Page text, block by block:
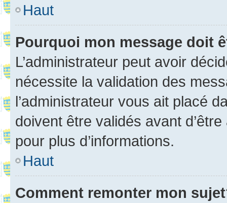
Haut
Pourquoi mon message doit
L’administrateur peut avoir
nécessite la validation des
l’administrateur vous ait placé
doivent être validés avant
pour plus d’informations.
Haut
Comment remonter mon